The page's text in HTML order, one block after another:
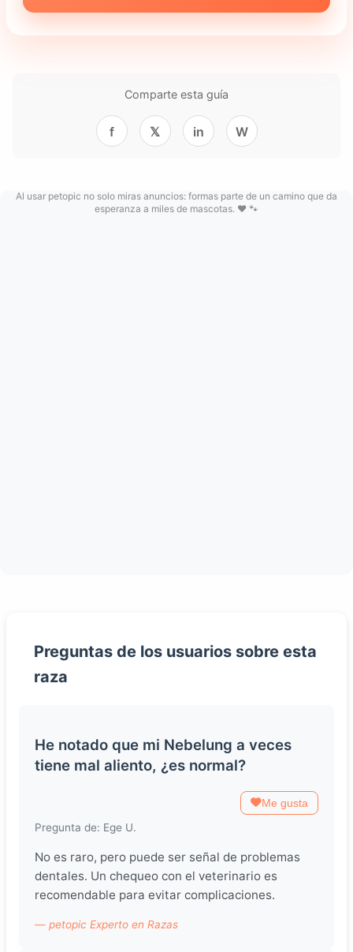
Comparte esta guía
f 𝕏 in W
Al usar petopic no solo miras anuncios: formas parte de un camino que da
esperanza a miles de mascotas. ❤️ 🐾
Preguntas de los usuarios sobre esta
raza
He notado que mi Nebelung a veces
tiene mal aliento, ¿es normal?
Me gusta
Pregunta de: Ege U.
No es raro, pero puede ser señal de problemas
dentales. Un chequeo con el veterinario es
recomendable para evitar complicaciones.
— petopic Experto en Razas